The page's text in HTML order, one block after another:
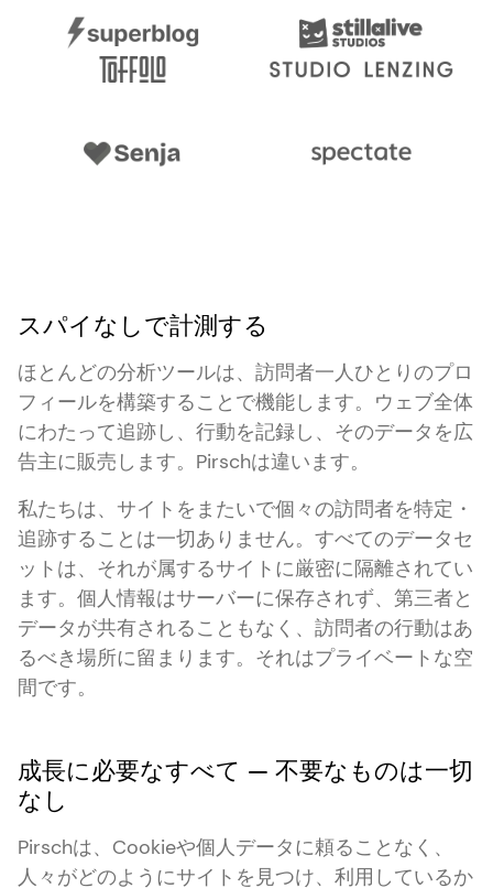
スパイなしで計測する
ほとんどの分析ツールは、訪問者一人ひとりのプロ
フィールを構築することで機能します。ウェブ全体
にわたって追跡し、行動を記録し、そのデータを広
告主に販売します。Pirschは違います。
私たちは、サイトをまたいで個々の訪問者を特定・
追跡することは一切ありません。すべてのデータセ
ットは、それが属するサイトに厳密に隔離されてい
ます。個人情報はサーバーに保存されず、第三者と
データが共有されることもなく、訪問者の行動はあ
るべき場所に留まります。それはプライベートな空
間です。
成長に必要なすべて — 不要なものは一切
なし
Pirschは、Cookieや個人データに頼ることなく、
人々がどのようにサイトを見つけ、利用しているか